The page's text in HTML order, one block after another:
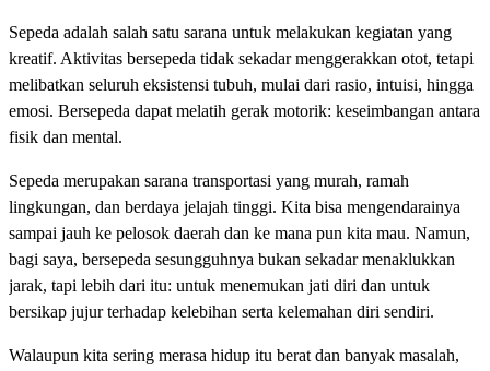
Sepeda adalah salah satu sarana untuk melakukan kegiatan yang
kreatif. Aktivitas bersepeda tidak sekadar menggerakkan otot, tetapi
melibatkan seluruh eksistensi tubuh, mulai dari rasio, intuisi, hingga
emosi. Bersepeda dapat melatih gerak motorik: keseimbangan antara
fisik dan mental.
Sepeda merupakan sarana transportasi yang murah, ramah
lingkungan, dan berdaya jelajah tinggi. Kita bisa mengendarainya
sampai jauh ke pelosok daerah dan ke mana pun kita mau. Namun,
bagi saya, bersepeda sesungguhnya bukan sekadar menaklukkan
jarak, tapi lebih dari itu: untuk menemukan jati diri dan untuk
bersikap jujur terhadap kelebihan serta kelemahan diri sendiri.
Walaupun kita sering merasa hidup itu berat dan banyak masalah,